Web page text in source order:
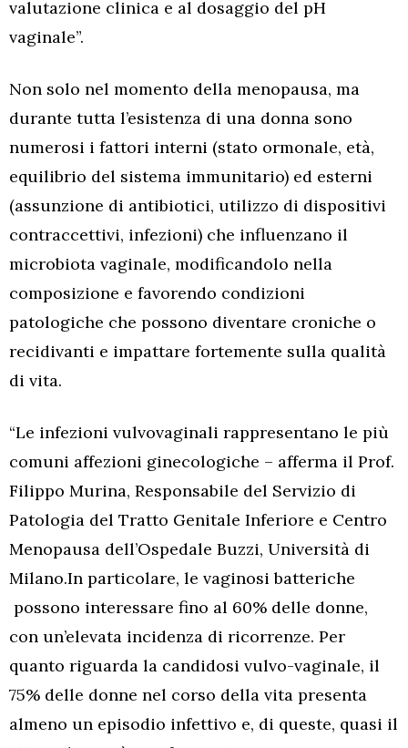
valutazione clinica e al dosaggio del pH
vaginale”.
Non solo nel momento della menopausa, ma
durante tutta l’esistenza di una donna sono
numerosi i fattori interni (stato ormonale, età,
equilibrio del sistema immunitario) ed esterni
(assunzione di antibiotici, utilizzo di dispositivi
contraccettivi, infezioni) che influenzano il
microbiota vaginale, modificandolo nella
composizione e favorendo condizioni
patologiche che possono diventare croniche o
recidivanti e impattare fortemente sulla qualità
di vita.
“Le infezioni vulvovaginali rappresentano le più
comuni affezioni ginecologiche – afferma il Prof.
Filippo Murina, Responsabile del Servizio di
Patologia del Tratto Genitale Inferiore e Centro
Menopausa dell’Ospedale Buzzi, Università di
Milano.In particolare, le vaginosi batteriche
possono interessare fino al 60% delle donne,
con un’elevata incidenza di ricorrenze. Per
quanto riguarda la candidosi vulvo-vaginale, il
75% delle donne nel corso della vita presenta
almeno un episodio infettivo e, di queste, quasi il